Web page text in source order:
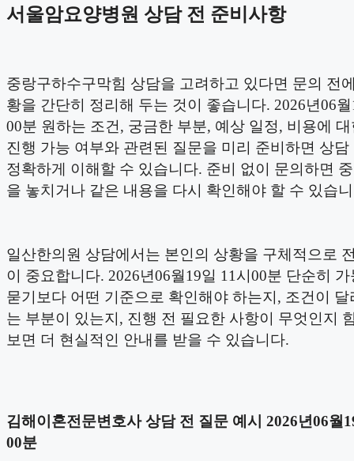
서울암요양병원 상담 전 준비사항
중랑구하수구막힘 상담을 고려하고 있다면 문의 전
황을 간단히 정리해 두는 것이 좋습니다. 2026년06
00분 원하는 조건, 궁금한 부분, 예상 일정, 비용에
진행 가능 여부와 관련된 질문을 미리 준비하면 상담
정확하게 이해할 수 있습니다. 준비 없이 문의하면
을 놓치거나 같은 내용을 다시 확인해야 할 수 있습
일산한의원 상담에서는 본인의 상황을 구체적으로
이 중요합니다. 2026년06월19일 11시00분 단순히
묻기보다 어떤 기준으로 확인해야 하는지, 조건이 달
는 부분이 있는지, 진행 전 필요한 사항이 무엇인지
보면 더 현실적인 안내를 받을 수 있습니다.
김해이혼전문변호사 상담 전 질문 예시 2026년06월
00분